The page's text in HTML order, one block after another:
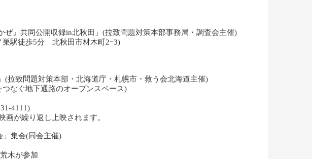
』共同公開収録in北秋田」(拉致問題対策本部事務局・調査会主催)
巣駅徒歩5分 北秋田市材木町2ｰ3)
拉致問題対策本部・北海道庁・札幌市・救う会北海道主催)
なぐ地下通路のオープンスペース)
4111)
が繰り返し上映されます。
」集会(同会主催)
木が参加